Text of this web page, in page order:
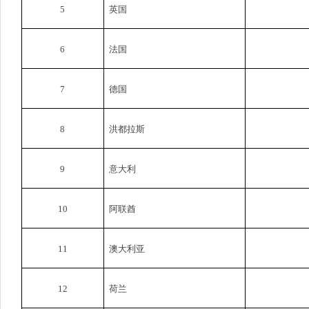
5 英国
6 法国
7 德国
8 洪都拉斯
9 意大利
10 阿联酋
11 澳大利亚
12 荷兰